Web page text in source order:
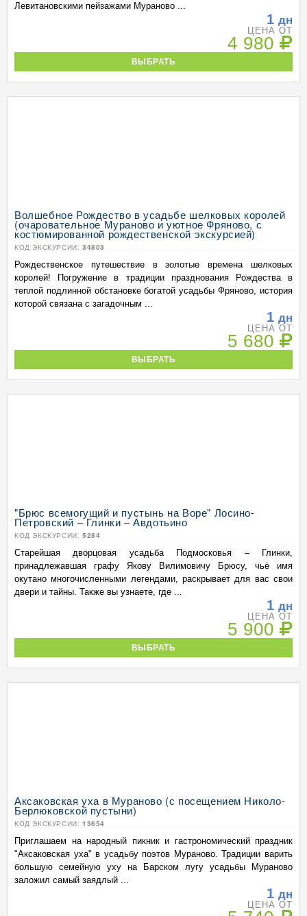
Левитановскими пейзажами Мураново ...
1 дн
ЦЕНА ОТ
4 980
ВЫБРАТЬ
Волшебное Рождество в усадьбе шелковых королей
(очаровательное Мураново и уютное Фряново, с
костюмированной рождественской экскурсией)
КОД ЭКСКУРСИИ: 34803
Рождественское путешествие в золотые времена шелковых
королей! Погружение в традиции празднования Рождества в
теплой подлинной обстановке богатой усадьбы Фряново, история
которой связана с загадочным ...
1 дн
ЦЕНА ОТ
5 680
ВЫБРАТЬ
"Брюс всемогущий и пустынь на Воре" Лосино-
Петровский – Глинки – Авдотьино
КОД ЭКСКУРСИИ: 5284
Старейшая дворцовая усадьба Подмосковья – Глинки,
принадлежавшая графу Якову Вилимовичу Брюсу, чьё имя
окутано многочисленными легендами, раскрывает для вас свои
двери и тайны. Также вы узнаете, где ...
1 дн
ЦЕНА ОТ
5 900
ВЫБРАТЬ
Аксаковская уха в Мураново (с посещением Николо-
Берлюковской пустыни)
КОД ЭКСКУРСИИ: 13654
Приглашаем на народный пикник и гастрономический праздник
"Аксаковская уха" в усадьбу поэтов Мураново. Традиции варить
большую семейную уху на Барском лугу усадьбы Мураново
заложил самый заядлый ...
1 дн
ЦЕНА ОТ